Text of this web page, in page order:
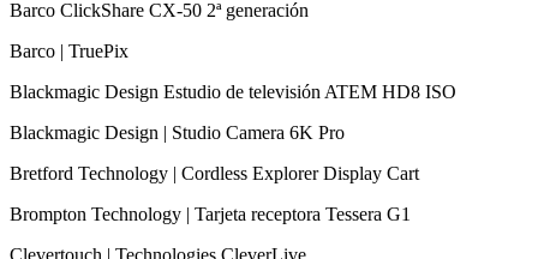
Barco ClickShare CX-50 2ª generación
Barco | TruePix
Blackmagic Design Estudio de televisión ATEM HD8 ISO
Blackmagic Design | Studio Camera 6K Pro
Bretford Technology | Cordless Explorer Display Cart
Brompton Technology | Tarjeta receptora Tessera G1
Clevertouch | Technologies CleverLive